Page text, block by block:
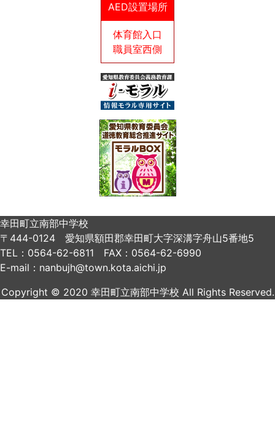
AED設置場所
体育館入口
職員室西側
幸田町立南部中学校
〒444-0124 愛知県額田郡幸田町大字深溝字舟山5番地5
TEL：0564-62-6811 FAX：0564-62-6990
E-mail：nanbujh@town.kota.aichi.jp
Copyright © 2020 幸田町立南部中学校 All Rights Reserved.